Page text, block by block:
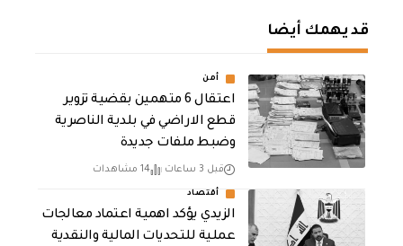
قد يهمك أيضا
أمن
اعتقال 6 متهمين بقضية تزوير
قطع الاراضي في بلدية الناصرية
وضبط ملفات جديدة
قبل 3 ساعات 14 مشاهدات
أقتصاد
الزيدي يؤكد اهمية اعتماد معالجات
عملية للتحديات المالية والنقدية